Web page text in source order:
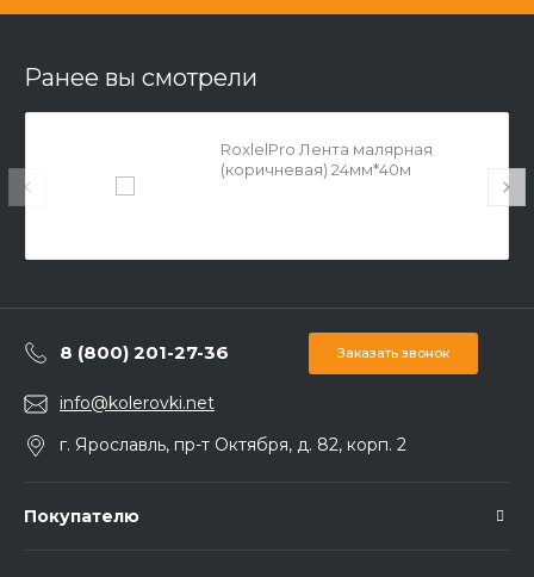
Ранее вы смотрели
RoxlelPro Лента малярная
(коричневая) 24мм*40м
8 (800) 201-27-36 Заказать звонок
info@kolerovki.net
г. Ярославль, пр-т Октября, д. 82, корп. 2
Покупателю